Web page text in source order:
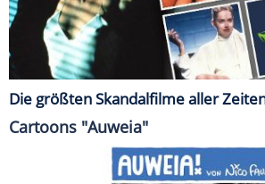
Die größten Skandalfilme aller
Cartoons "Auweia"